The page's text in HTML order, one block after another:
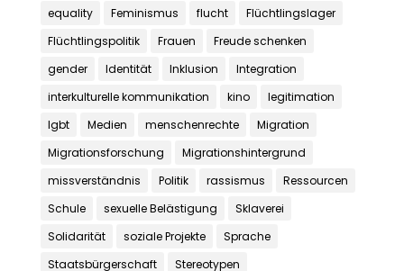
equality
Feminismus flucht
Flüchtlingslager
Flüchtlingspolitik
Frauen
Freude schenken
gender
Identität Inklusion
Integration
interkulturelle kommunikation
kino
legitimation
lgbt
Medien menschenrechte
Migration
Migrationsforschung
Migrationshintergrund
missverständnis
Politik rassismus
Ressourcen
Schule
sexuelle Belästigung
Sklaverei
Solidarität
soziale Projekte
Sprache
Staatsbürgerschaft
Stereotypen